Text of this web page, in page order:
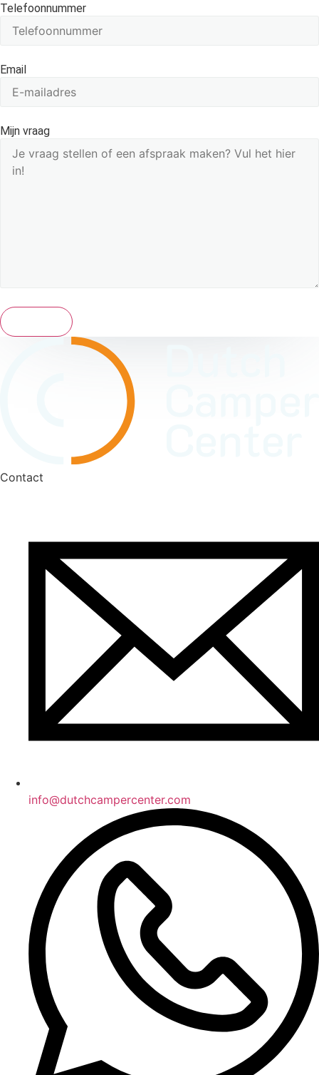
Telefoonnummer
Email
Mijn vraag
Contact
info@dutchcampercenter.com